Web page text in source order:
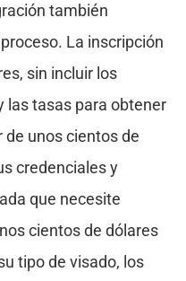
también
La inscripción
sin incluir los
las tasas para obtener
de unos cientos de
credenciales y
que necesite
cientos de dólares
tipo de visado, los